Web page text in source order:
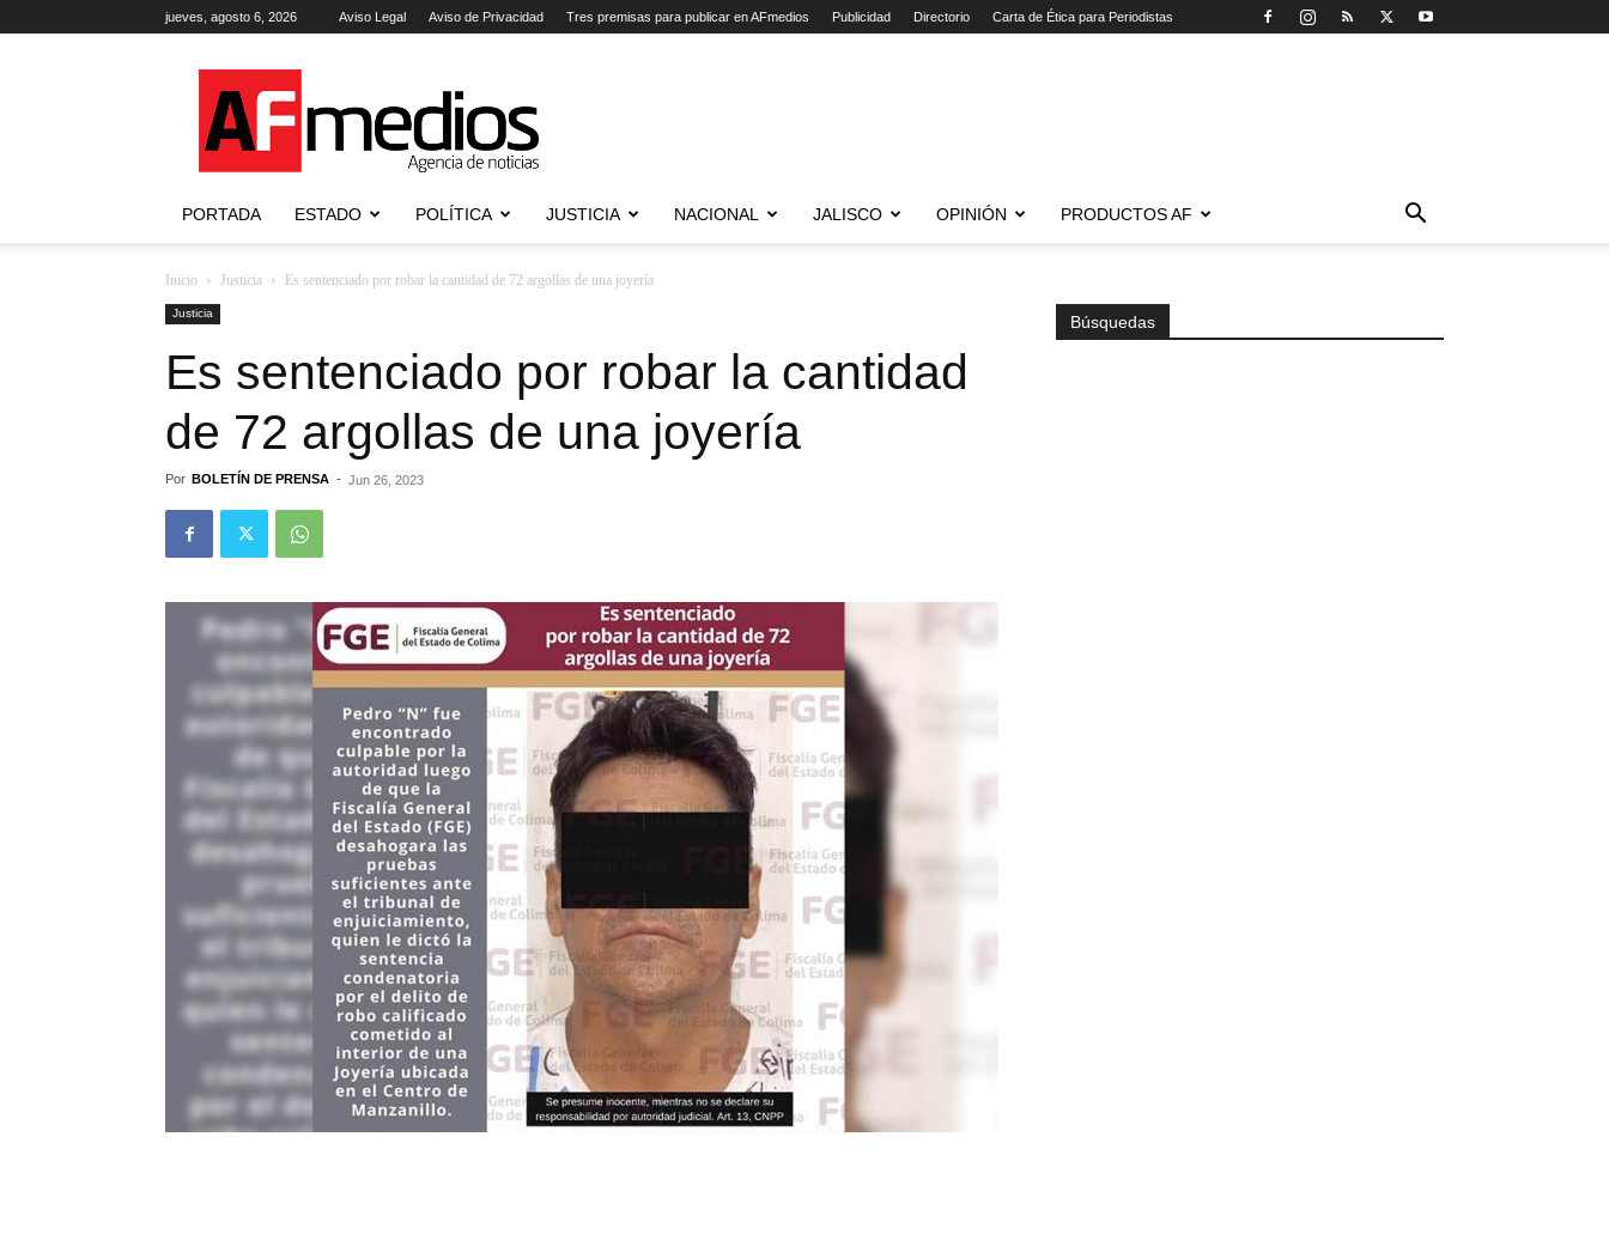
jueves, agosto 6, 2026 Aviso Legal Aviso de Privacidad Tres premisas para publicar en AFmedios Publicidad Directorio Carta de Ética para Periodistas
Agencia
de
Noticias
PORTADA ESTADO POLÍTICA JUSTICIA NACIONAL JALISCO OPINIÓN PRODUCTOS AF
Inicio Justicia Es sentenciado por robar la cantidad de 72 argollas de una joyería
Justicia
Es sentenciado por robar la cantidad
de 72 argollas de una joyería
Por BOLETÍN DE PRENSA - Jun 26, 2023
Búsquedas